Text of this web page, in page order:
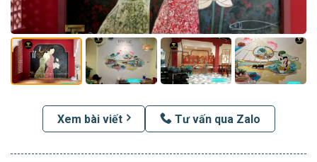
Xem bài viết Tư vấn qua Zalo